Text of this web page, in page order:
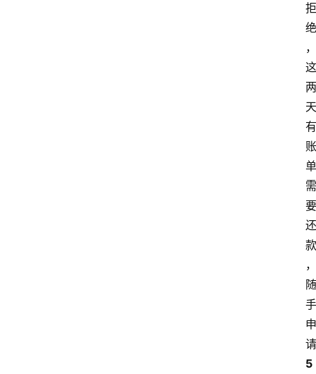
拒
绝
，
这
两
天
有
账
单
需
要
还
款
，
随
手
申
请
5